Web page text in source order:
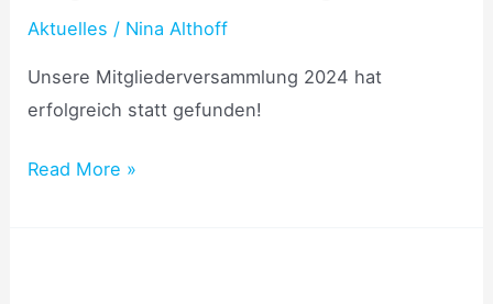
Aktuelles / Nina Althoff
Unsere Mitgliederversammlung 2024 hat
erfolgreich statt gefunden!
Mitgliederversammlung
Read More »